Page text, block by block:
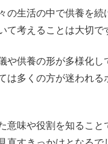
の生活の中で供養を続
て考えることは大切で
や供養の形が多様化し
は多くの方が迷われる
意味や役割を知ること